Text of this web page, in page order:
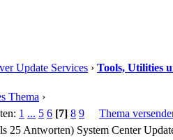
Update Services › Tools, Utilities
Thema ›
1 ... 5 6 [7] 8 9
Thema
System Center